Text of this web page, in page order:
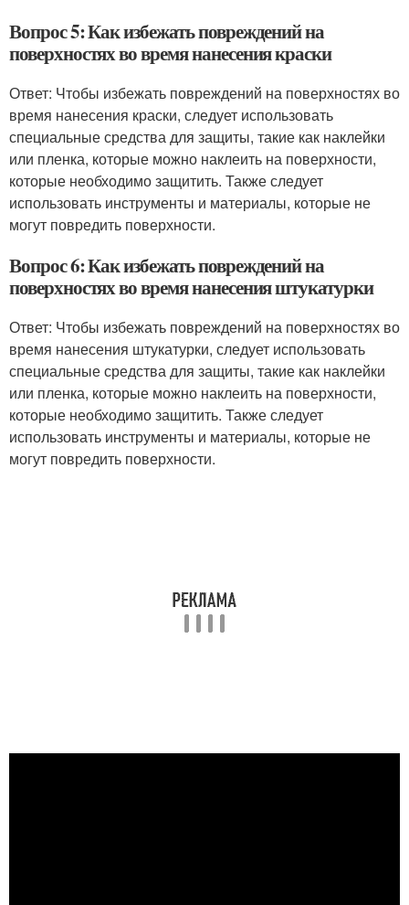
Вопрос 5: Как избежать повреждений на
поверхностях во время нанесения краски
Ответ: Чтобы избежать повреждений на поверхностях во
время нанесения краски, следует использовать
специальные средства для защиты, такие как наклейки
или пленка, которые можно наклеить на поверхности,
которые необходимо защитить. Также следует
использовать инструменты и материалы, которые не
могут повредить поверхности.
Вопрос 6: Как избежать повреждений на
поверхностях во время нанесения штукатурки
Ответ: Чтобы избежать повреждений на поверхностях во
время нанесения штукатурки, следует использовать
специальные средства для защиты, такие как наклейки
или пленка, которые можно наклеить на поверхности,
которые необходимо защитить. Также следует
использовать инструменты и материалы, которые не
могут повредить поверхности.